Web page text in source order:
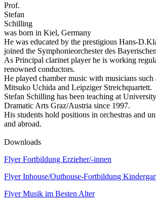
Prof.
Stefan
Schilling
was born in Kiel, Germany
He was educated by the prestigious Hans-
joined the Symphonieorchester des
As Principal clarinet player he is working
renowned conductors.
He played chamber music with musicians such
Mitsuko Uchida and Leipziger Streichquartett.
Stefan Schilling has been teaching at
Dramatic Arts Graz/Austria since 1997.
His students hold positions in orchestras and
and abroad.
Downloads
Flyer Fortbildung Erzieher/-innen
Flyer Inhouse/Outhouse-Fortbildung
Flyer Musik im Besten Alter